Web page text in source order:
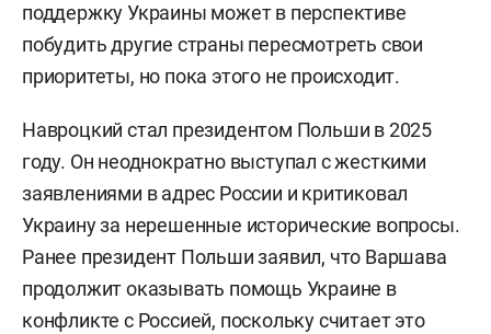
поддержку Украины может в перспективе
побудить другие страны пересмотреть свои
приоритеты, но пока этого не происходит.
Навроцкий стал президентом Польши в 2025
году. Он неоднократно выступал с жесткими
заявлениями в адрес России и критиковал
Украину за нерешенные исторические вопросы.
Ранее президент Польши заявил, что Варшава
продолжит оказывать помощь Украине в
конфликте с Россией, поскольку считает это